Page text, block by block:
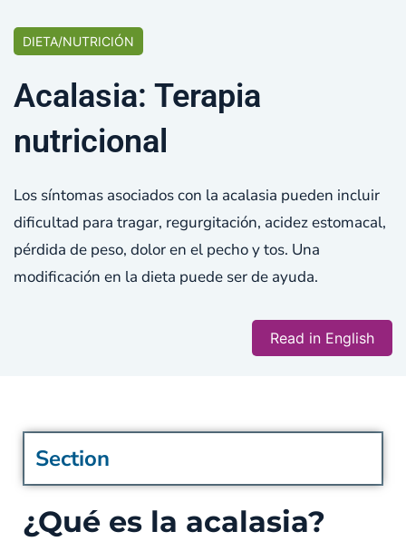
DIETA/NUTRICIÓN
Acalasia: Terapia
nutricional
Los síntomas asociados con la acalasia pueden incluir
dificultad para tragar, regurgitación, acidez estomacal,
pérdida de peso, dolor en el pecho y tos. Una
modificación en la dieta puede ser de ayuda.
Read in English
Section
¿Qué es la acalasia?